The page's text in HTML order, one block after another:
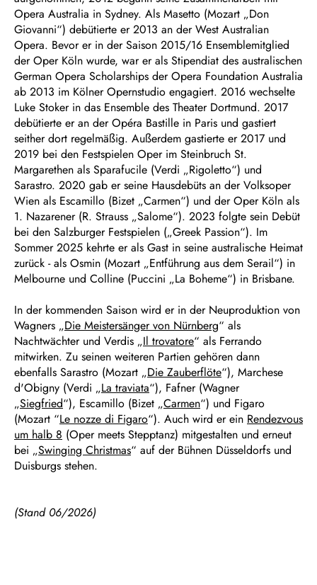
Opera Australia in Sydney. Als Masetto (Mozart „Don
Giovanni“) debütierte er 2013 an der West Australian
Opera. Bevor er in der Saison 2015/16 Ensemblemitglied
der Oper Köln wurde, war er als Stipendiat des australischen
German Opera Scholarships der Opera Foundation Australia
ab 2013 im Kölner Opernstudio engagiert. 2016 wechselte
Luke Stoker in das Ensemble des Theater Dortmund. 2017
debütierte er an der Opéra Bastille in Paris und gastiert
seither dort regelmäßig. Außerdem gastierte er 2017 und
2019 bei den Festspielen Oper im Steinbruch St.
Margarethen als Sparafucile (Verdi „Rigoletto“) und
Sarastro. 2020 gab er seine Hausdebüts an der Volksoper
Wien als Escamillo (Bizet „Carmen“) und der Oper Köln als
1. Nazarener (R. Strauss „Salome“). 2023 folgte sein Debüt
bei den Salzburger Festspielen („Greek Passion“). Im
Sommer 2025 kehrte er als Gast in seine australische Heimat
zurück - als Osmin (Mozart „Entführung aus dem Serail“) in
Melbourne und Colline (Puccini „La Boheme“) in Brisbane.
In der kommenden Saison wird er in der Neuproduktion von
Wagners „Die Meistersänger von Nürnberg“ als
Nachtwächter und Verdis „Il trovatore“ als Ferrando
mitwirken. Zu seinen weiteren Partien gehören dann
ebenfalls Sarastro (Mozart „Die Zauberflöte“), Marchese
d'Obigny (Verdi „La traviata“), Fafner (Wagner
„Siegfried“), Escamillo (Bizet „Carmen“) und Figaro
(Mozart “Le nozze di Figaro“). Auch wird er ein Rendezvous
um halb 8 (Oper meets Stepptanz) mitgestalten und erneut
bei „Swinging Christmas“ auf der Bühnen Düsseldorfs und
Duisburgs stehen.
(Stand 06/2026)